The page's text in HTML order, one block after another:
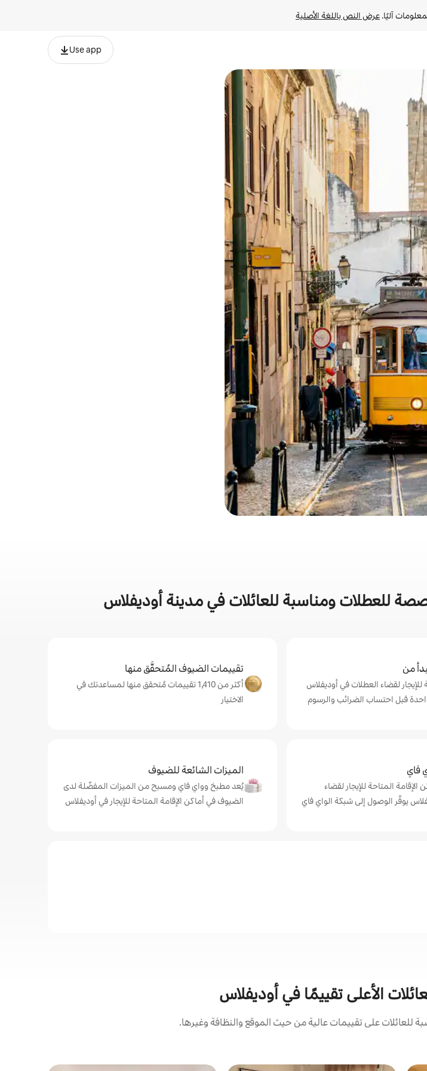
آليًا. عرض النص باللغة الأصلية
Use app
للعطلات ومناسبة للعائلات في مدينة أوديفلاس
من
للإيجار لقضاء العطلات في أوديفلاس
تقييمات الضيوف المُتحقَّق منها
أكثر من 1,410 تقييمات مُتحقق منها لمساعدتك في
الاختيار
فاي
الإقامة المتاحة للإيجار لقضاء
يوفّر الوصول إلى شبكة الواي فاي
الميزات الشائعة للضيوف
يُعد مطبخ وواي فاي ومسبح من الميزات المفضّلة لدى
الضيوف في أماكن الإقامة المتاحة للإيجار في أوديفلاس
الأعلى تقييمًا في أوديفلاس
على تقييمات عالية من حيث الموقع والنظافة وغيرها.